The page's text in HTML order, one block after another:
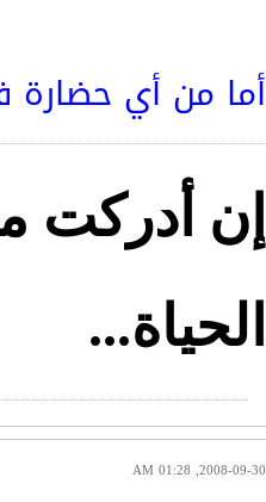
أما من أي حضارة
إن أدركت
الحياة...
2008-09-30, 01:28 AM